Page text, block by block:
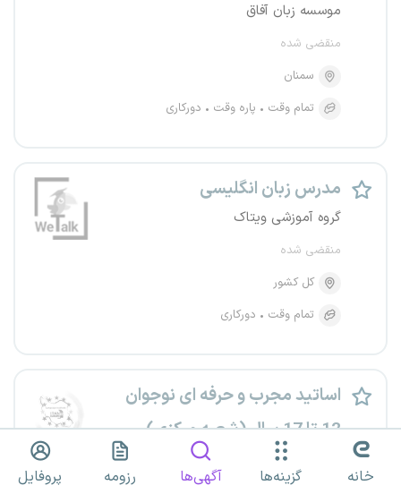
موسسه زبان آفاق
منقضی شده
سمنان
تمام وقت
پاره وقت دورکاری
مدرس زبان انگلیسی
گروه آموزشی ویتاک
منقضی شده
کل کشور
تمام وقت
دورکاری
اساتید مجرب و حرفه ای نوجوان
12 تا 17 سال (شعبه مرکزی)
مرکز تخصصی زبان انگلیسی ایران اروپا
خانه گزینه‌ها آگهی‌ها رزومه پروفایل